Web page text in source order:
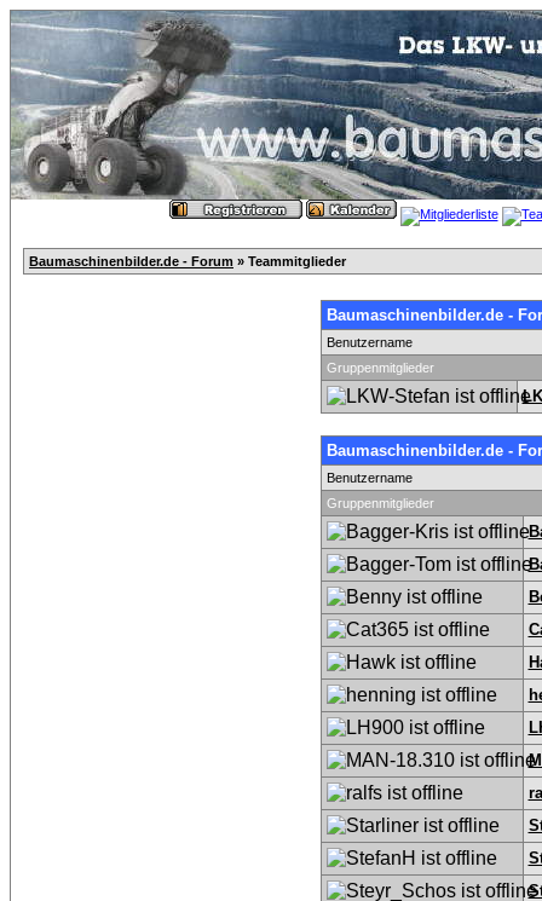
Baumaschinenbilder.de - Forum » Teammitglieder
Baumaschinenbilder.de -
Benutzername
Gruppenmitglieder
Baumaschinenbilder.de -
Benutzername
Gruppenmitglieder